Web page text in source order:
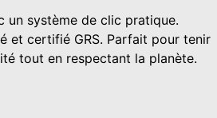
un système de clic pratique.
et certifié GRS. Parfait pour tenir
tout en respectant la planète.